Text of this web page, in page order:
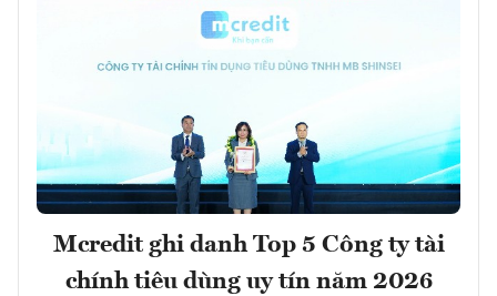
Mcredit ghi danh Top 5 Công ty tài
chính tiêu dùng uy tín năm 2026